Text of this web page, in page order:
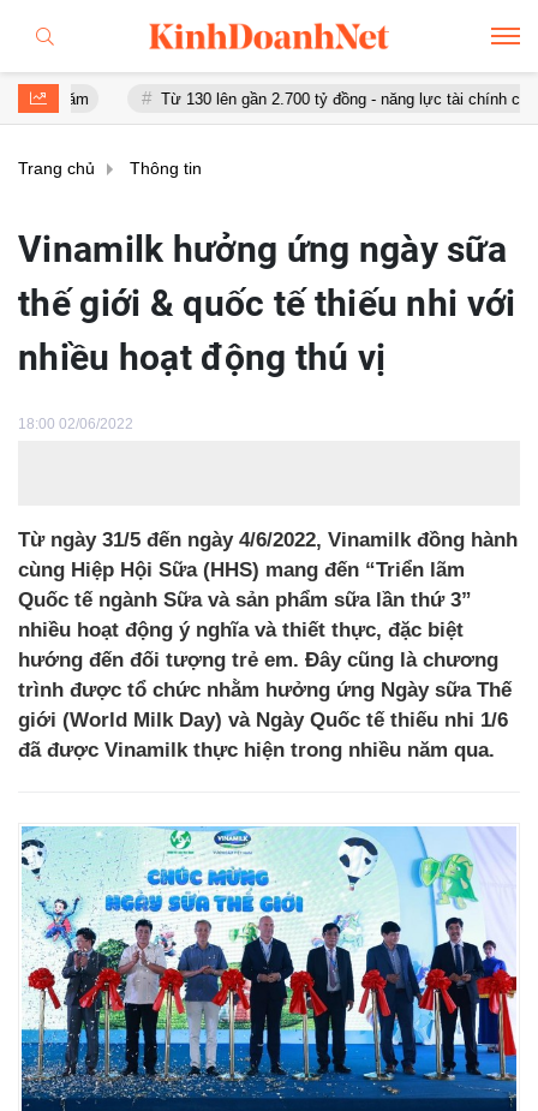
Từ 130 lên gần 2.700 tỷ đồng - năng lực tài chính của Bamboo
Trang chủ Thông tin
Vinamilk hưởng ứng ngày sữa
thế giới & quốc tế thiếu nhi với
nhiều hoạt động thú vị
18:00 02/06/2022
Từ ngày 31/5 đến ngày 4/6/2022, Vinamilk đồng hành
cùng Hiệp Hội Sữa (HHS) mang đến “Triển lãm
Quốc tế ngành Sữa và sản phẩm sữa lần thứ 3”
nhiều hoạt động ý nghĩa và thiết thực, đặc biệt
hướng đến đối tượng trẻ em. Đây cũng là chương
trình được tổ chức nhằm hưởng ứng Ngày sữa Thế
giới (World Milk Day) và Ngày Quốc tế thiếu nhi 1/6
đã được Vinamilk thực hiện trong nhiều năm qua.